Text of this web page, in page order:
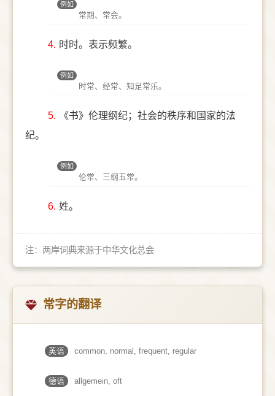
例如
常期、常会。
4. 时时。表示频繁。
例如
时常、经常、知足常乐。
5.
《书》伦理纲纪；社会的秩序和国家的法
纪。
例如
伦常、三纲五常。
6. 姓。
注：两岸词典来源于中华文化总会
常字的翻译
英语 common, normal, frequent, regular
德语 allgemein, oft